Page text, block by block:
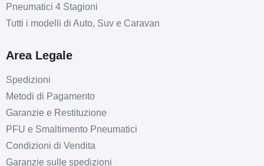
Pneumatici 4 Stagioni
Tutti i modelli di Auto, Suv e Caravan
Area Legale
Spedizioni
Metodi di Pagamento
Garanzie e Restituzione
PFU e Smaltimento Pneumatici
Condizioni di Vendita
Garanzie sulle spedizioni